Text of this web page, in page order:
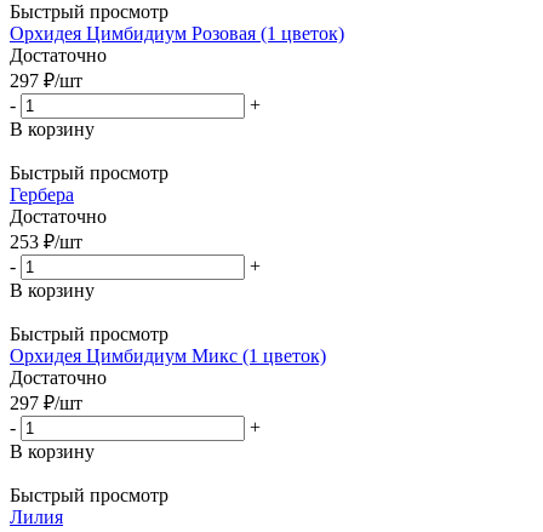
Быстрый просмотр
Орхидея Цимбидиум Розовая (1 цветок)
Достаточно
297 ₽/шт
-
+
В корзину
Быстрый просмотр
Гербера
Достаточно
253 ₽/шт
-
+
В корзину
Быстрый просмотр
Орхидея Цимбидиум Микс (1 цветок)
Достаточно
297 ₽/шт
-
+
В корзину
Быстрый просмотр
Лилия